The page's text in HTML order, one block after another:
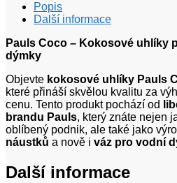
Popis
Další informace
Pauls Coco – Kokosové uhlíky
dýmky
Objevte kokosové uhlíky Pauls
které přináší skvělou kvalitu za
cenu. Tento produkt pochází od
brandu Pauls, který znáte nejen
oblíbený podnik, ale také jako
náustků a nově i váz pro vodní
Další informace